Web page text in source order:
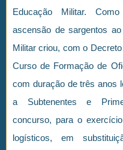
Educação Militar.
ascensão de sargentos
Militar criou, com o
Curso de Formação de
com duração de três anos
a Subtenentes e
concurso, para o
logísticos, em